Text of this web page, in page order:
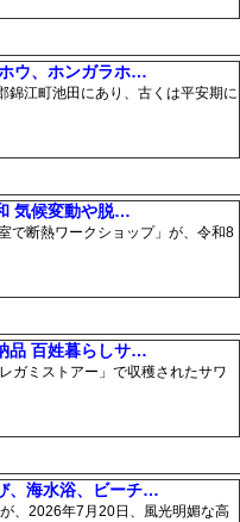
ウ、ホンガラホ…
江町池田にあり、古くは平安期に
気候変動や脱…
で断熱ワークショップ」が、令和8
品 百姓暮らしサ…
ガミストアー」で収穫されたサワ
、海水浴、ビーチ…
、2026年7月20日、風光明媚な高